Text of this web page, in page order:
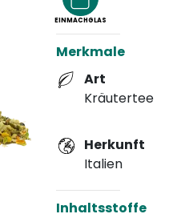
EINMACHGLAS
Merkmale
Art
Kräutertee
Herkunft
Italien
Inhaltsstoffe